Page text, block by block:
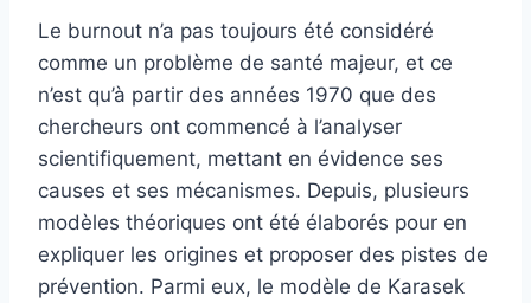
Le burnout n’a pas toujours été considéré
comme un problème de santé majeur, et ce
n’est qu’à partir des années 1970 que des
chercheurs ont commencé à l’analyser
scientifiquement, mettant en évidence ses
causes et ses mécanismes. Depuis, plusieurs
modèles théoriques ont été élaborés pour en
expliquer les origines et proposer des pistes de
prévention. Parmi eux, le modèle de Karasek